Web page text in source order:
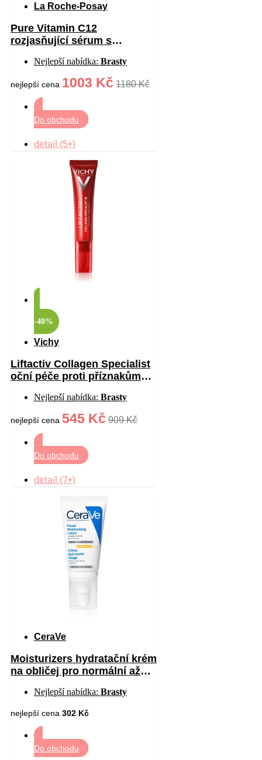
La Roche-Posay
Pure Vitamin C12
rozjasňující sérum s
30 mlNejlepší nabídka: Brasty
nejlepší cena 1003 Kč 1180 Kč
Do obchodu
detail (5+)
-40%
Vichy
Liftactiv Collagen Specialist
oční péče proti příznakům
Nejlepší nabídka: Brasty
nejlepší cena 545 Kč 909 Kč
Do obchodu
detail (7+)
CeraVe
Moisturizers hydratační krém
na obličej pro normální až
Nejlepší nabídka: Brasty
nejlepší cena 302 Kč
Do obchodu